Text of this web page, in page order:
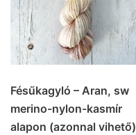
Fésűkagyló – Aran, sw
merino-nylon-kasmír
alapon (azonnal vihető)